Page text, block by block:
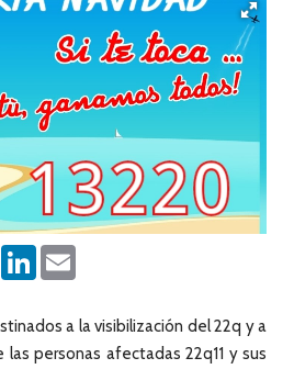
PinterestLinkedIn
a la visibilización del 22q y a
personas afectadas 22q11 y sus